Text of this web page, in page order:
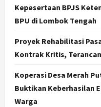
Kepesertaan BPJS
BPU di Lombok Tengah
Proyek Rehabilitasi
Kontrak Kritis,
Koperasi Desa Merah
Buktikan Keberhasilan
Warga
5
Nasional
Kasus
Politik
Desa